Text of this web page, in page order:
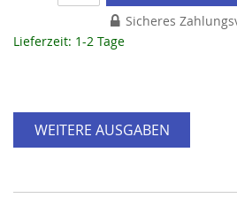
Sicheres
Lieferzeit: 1-2 Tage
WEITERE AUSGABEN